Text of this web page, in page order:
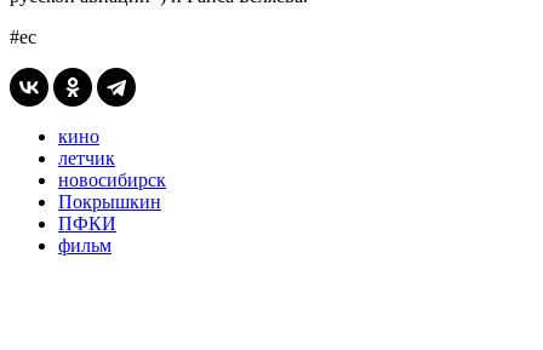
#ес
кино
летчик
новосибирск
Покрышкин
ПФКИ
фильм